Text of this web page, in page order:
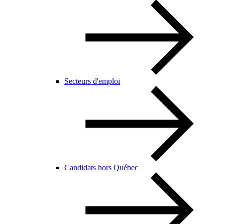
Secteurs d'emploi
Candidats hors Québec